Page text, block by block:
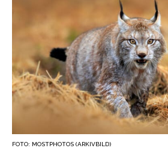
FOTO: MOSTPHOTOS (ARKIVBILD)